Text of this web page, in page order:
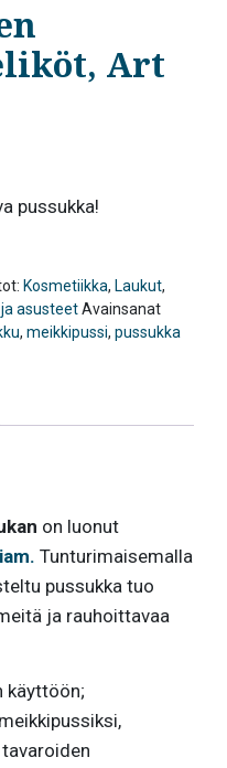
Art
pussukka!
Kosmetiikka, Laukut,
asusteetAvainsanat
, meikkipussi, pussukka
on luonut
Tunturimaisemalla
pussukka tuo
ja rauhoittavaa
käyttöön;